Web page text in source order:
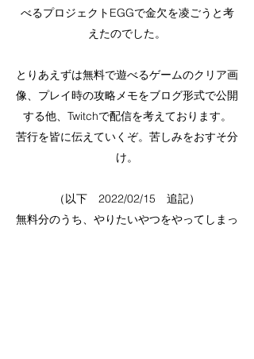
べるプロジェクトEGGで金欠を凌ごうと考
えたのでした。
とりあえずは無料で遊べるゲームのクリア画
像、プレイ時の攻略メモをブログ形式で公開
する他、Twitchで配信を考えております。
​苦行を皆に伝えていくぞ。苦しみをおすそ分
け。
（以下 2022/02/15 追記）
​無料分のうち、やりたいやつをやってしまっ